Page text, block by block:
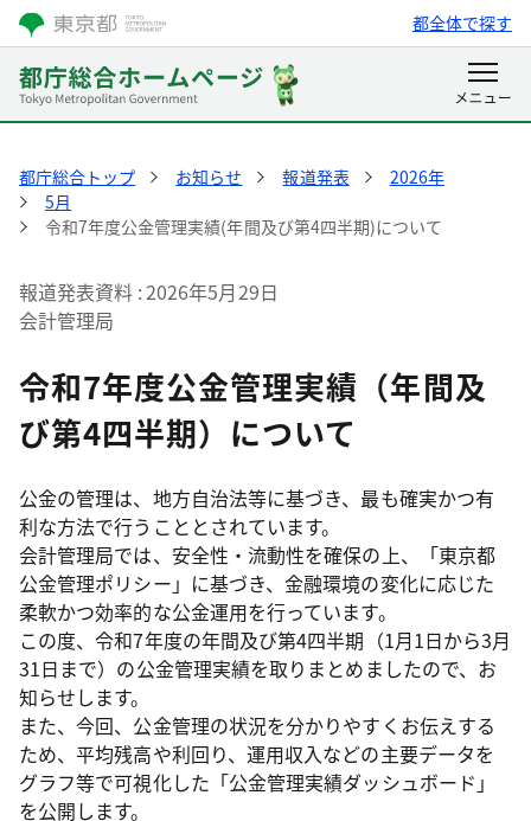
都全体で探す
都庁総合トップ お知らせ 報道発表
2026年
5月
令和7年度公金管理実績(年間及び第4四半期)について
報道発表資料 2026年5月29日
会計管理局
令和7年度公金管理実績（年間及
び第4四半期）について
公金の管理は、地方自治法等に基づき、最も確実かつ有
利な方法で行うこととされています。
会計管理局では、安全性・流動性を確保の上、「東京都
公金管理ポリシー」に基づき、金融環境の変化に応じた
柔軟かつ効率的な公金運用を行っています。
この度、令和7年度の年間及び第4四半期（1月1日から3月
31日まで）の公金管理実績を取りまとめましたので、お
知らせします。
また、今回、公金管理の状況を分かりやすくお伝えする
ため、平均残高や利回り、運用収入などの主要データを
グラフ等で可視化した「公金管理実績ダッシュボード」
を公開します。